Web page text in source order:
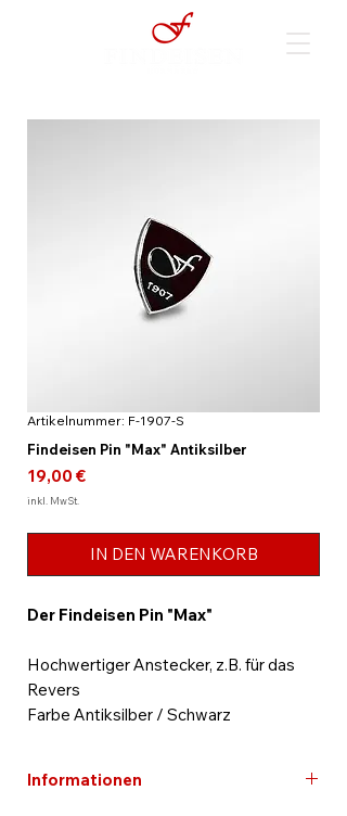
Artikelnummer: F-1907-S
Findeisen Pin "Max" Antiksilber
19,00 €Preis
inkl. MwSt.
IN DEN WARENKORB
Der Findeisen Pin "Max"
Hochwertiger Anstecker, z.B. für das
Revers
Farbe Antiksilber / Schwarz
Informationen